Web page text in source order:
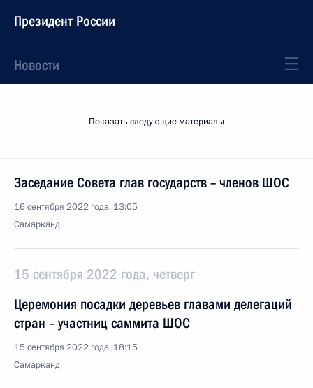
Президент России
Новости
Показать следующие материалы
Заседание Совета глав государств – членов ШОС
16 сентября 2022 года, 13:05
Самарканд
15 сентября 2022 года, четверг
Церемония посадки деревьев главами делегаций
стран – участниц саммита ШОС
15 сентября 2022 года, 18:15
Самарканд